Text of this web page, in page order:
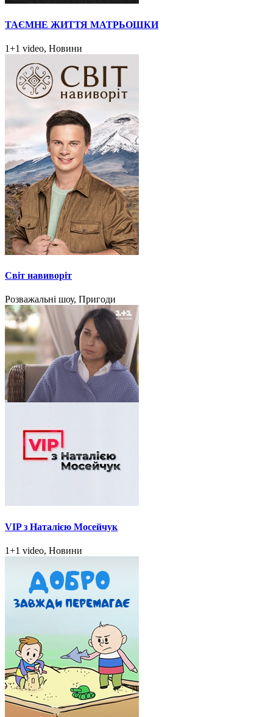
ТАЄМНЕ ЖИТТЯ МАТРЬОШКИ
1+1 video, Новини
Світ навиворіт
Розважальні шоу, Пригоди
VIP з Наталією Мосейчук
1+1 video, Новини